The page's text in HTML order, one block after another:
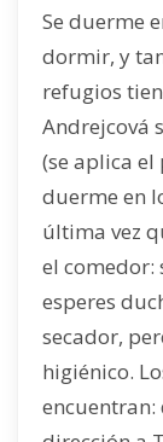
Se duerme
dormir, y
refugios
Andrejcová
(se aplica
duerme en
última vez
el comedor:
esperes
secador,
higiénico.
encuentran: